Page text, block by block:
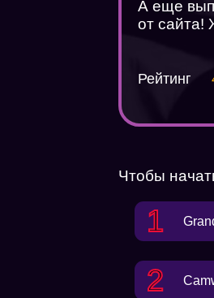
А еще
от сайта!
Рейтинг
Чтобы